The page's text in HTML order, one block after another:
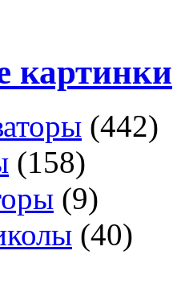
(442)
(158)
(9)
(40)